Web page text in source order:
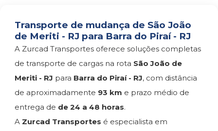
Transporte de mudança de São João
de Meriti - RJ para Barra do Piraí - RJ
A Zurcad Transportes oferece soluções completas
de transporte de cargas na rota São João de
Meriti - RJ para Barra do Piraí - RJ, com distância
de aproximadamente 93 km e prazo médio de
entrega de de 24 a 48 horas.
A Zurcad Transportes é especialista em